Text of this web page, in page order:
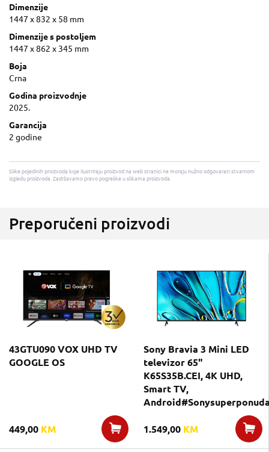
Dimenzije
1447 x 832 x 58 mm
Dimenzije s postoljem
1447 x 862 x 345 mm
Boja
Crna
Godina proizvodnje
2025.
Garancija
2 godine
Slike pojedinih proizvoda koje ilustriraju proizvod na web stranici ne moraju nužno odgovarati stvarnom
izgledu proizvoda. Zadržavamo pravo pogreške u slikama proizvoda.
Preporučeni proizvodi
43GTU090 VOX UHD TV
GOOGLE OS
449,00 KM
Sony Bravia 3 Mini LED
televizor 65"
K65S35B.CEI, 4K UHD,
Smart TV,
1.549,00 KM